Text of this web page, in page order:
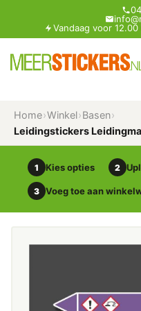
Vandaag voor
Home›Winkel›Basen›
Leidingstickers
1 Kies opties 2
3 Voeg toe aan